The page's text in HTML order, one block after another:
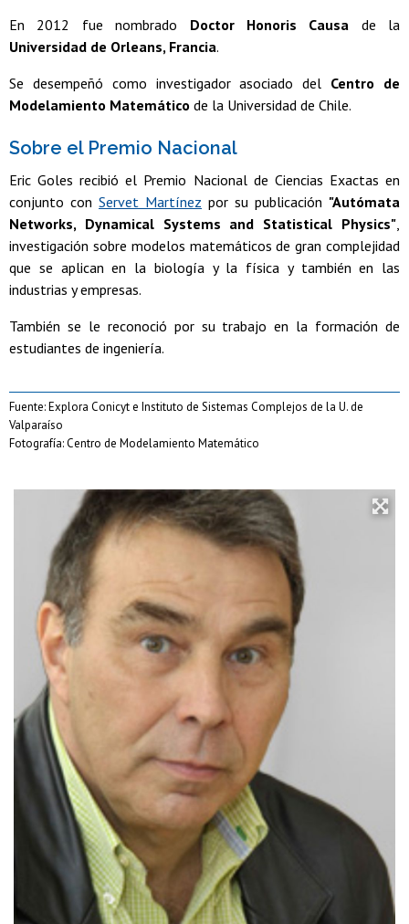
En 2012 fue nombrado Doctor Honoris Causa de la
Universidad de Orleans, Francia.
Se desempeñó como investigador asociado del Centro de
Modelamiento Matemático de la Universidad de Chile.
Sobre el Premio Nacional
Eric Goles recibió el Premio Nacional de Ciencias Exactas en
conjunto con Servet Martínez por su publicación "Autómata
Networks, Dynamical Systems and Statistical Physics",
investigación sobre modelos matemáticos de gran complejidad
que se aplican en la biología y la física y también en las
industrias y empresas.
También se le reconoció por su trabajo en la formación de
estudiantes de ingeniería.
Fuente: Explora Conicyt e Instituto de Sistemas Complejos de la U. de
Valparaíso
Fotografía: Centro de Modelamiento Matemático